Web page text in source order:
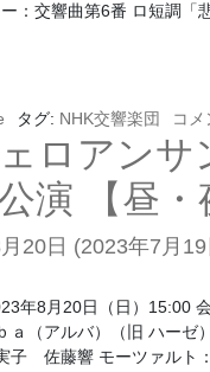
：交響曲第6番 ロ短調「
タグ: NHK交響楽団 コ
ロアンサ
演 【昼・
20日 (2023年7月19
年8月20日（日）15:00
（アルバ）（旧 ハーゼ
佐藤響 モーツァルト